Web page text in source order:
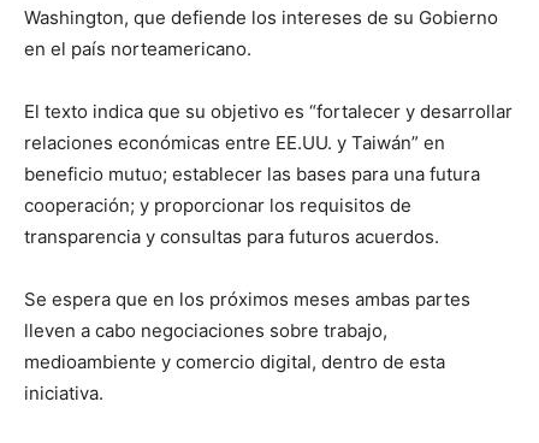
Washington, que defiende los intereses de su Gobierno
en el país norteamericano.
El texto indica que su objetivo es “fortalecer y desarrollar
relaciones económicas entre EE.UU. y Taiwán” en
beneficio mutuo; establecer las bases para una futura
cooperación; y proporcionar los requisitos de
transparencia y consultas para futuros acuerdos.
Se espera que en los próximos meses ambas partes
lleven a cabo negociaciones sobre trabajo,
medioambiente y comercio digital, dentro de esta
iniciativa.